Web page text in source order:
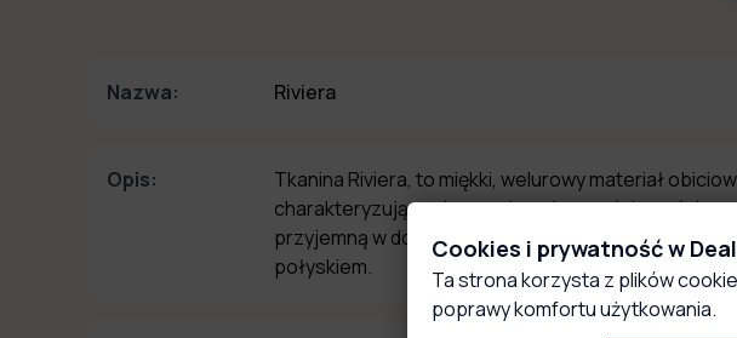
Nazwa: Riviera
Opis:
Tkanina Riviera, to miękki, welurowy materiał
charakteryzujący się wysoką odpornością na
przyjemną w dotyku, aksamitną strukturą z
połyskiem.
Cookies i prywatność w
Ta strona korzysta z plików
poprawy komfortu użytkowania.